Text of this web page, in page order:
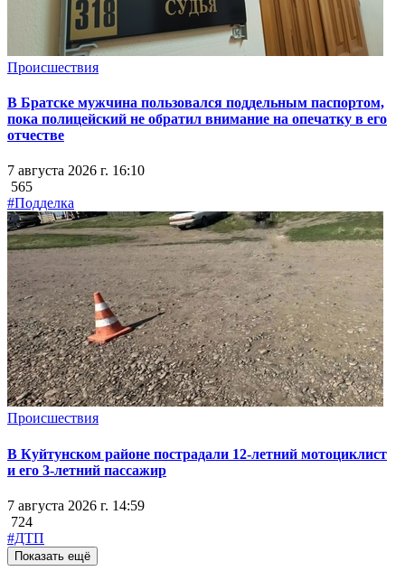
Происшествия
В Братске мужчина пользовался поддельным паспортом,
пока полицейский не обратил внимание на опечатку в его
отчестве
7 августа 2026 г. 16:10
565
#Подделка
Происшествия
В Куйтунском районе пострадали 12-летний мотоциклист
и его 3-летний пассажир
7 августа 2026 г. 14:59
724
#ДТП
Показать ещё